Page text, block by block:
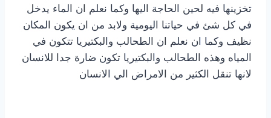
تخزينها فيه لحين الحاجة اليها وكما نعلم ان الماء يدخل
في كل شئ في حياتنا اليومية ولابد من ان يكون المكان
نظيف وكما ان نعلم ان الطحالب والبكتيريا تتكون في
المياه وهذه الطحالب والبكتيريا تكون ضارة جدا للانسان
لانها تنقل الكثير من الامراض الي الانسان